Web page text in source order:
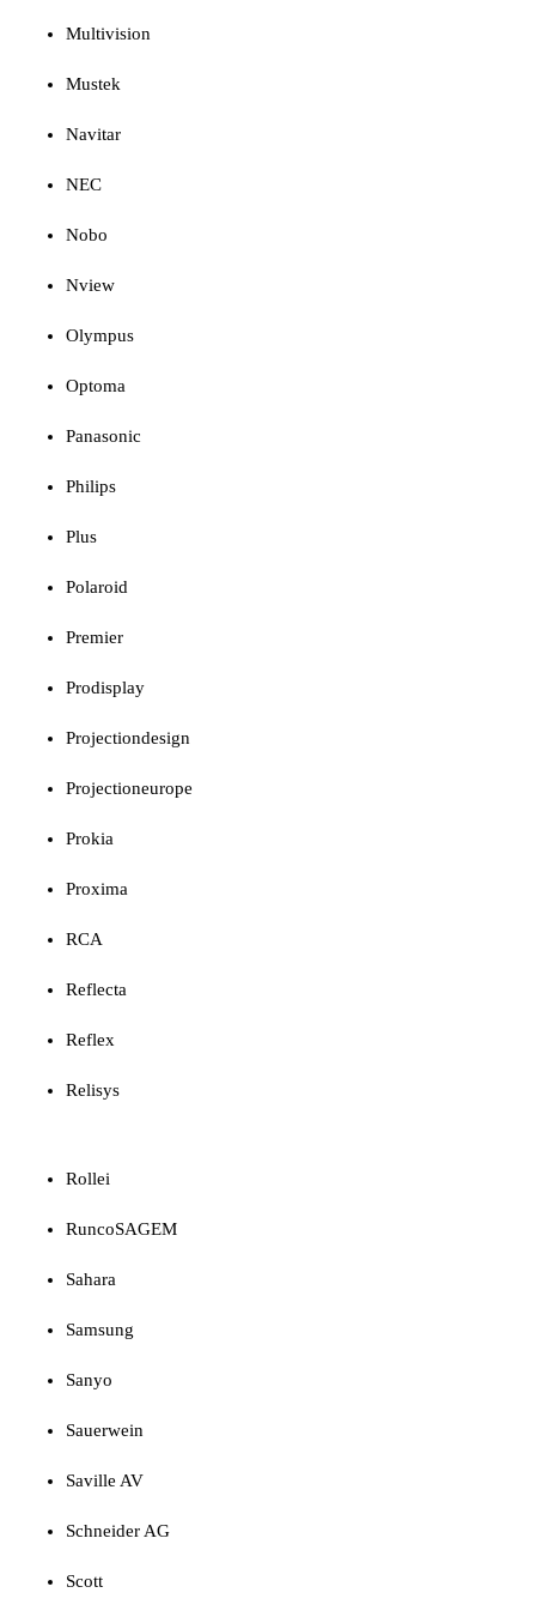
Multivision
Mustek
Navitar
NEC
Nobo
Nview
Olympus
Optoma
Panasonic
Philips
Plus
Polaroid
Premier
Prodisplay
Projectiondesign
Projectioneurope
Prokia
Proxima
RCA
Reflecta
Reflex
Relisys
Rollei
RuncoSAGEM
Sahara
Samsung
Sanyo
Sauerwein
Saville AV
Schneider AG
Scott